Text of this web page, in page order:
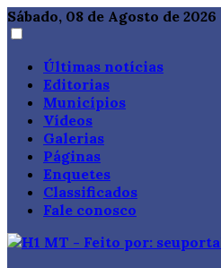
Sábado, 08 de Agosto de 2026
Últimas notícias
Editorias
Municípios
Vídeos
Galerias
Páginas
Enquetes
Classificados
Fale conosco